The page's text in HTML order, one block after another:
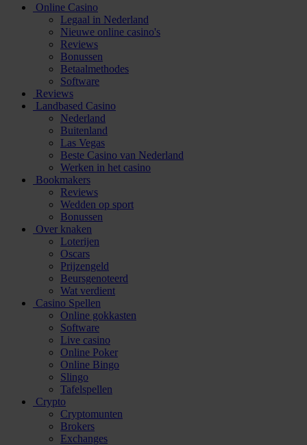
Online Casino
Legaal in Nederland
Nieuwe online casino's
Reviews
Bonussen
Betaalmethodes
Software
Reviews
Landbased Casino
Nederland
Buitenland
Las Vegas
Beste Casino van Nederland
Werken in het casino
Bookmakers
Reviews
Wedden op sport
Bonussen
Over knaken
Loterijen
Oscars
Prijzengeld
Beursgenoteerd
Wat verdient
Casino Spellen
Online gokkasten
Software
Live casino
Online Poker
Online Bingo
Slingo
Tafelspellen
Crypto
Cryptomunten
Brokers
Exchanges